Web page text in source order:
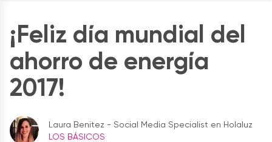
¡Feliz día mundial del
ahorro de energía
2017!
Laura Benitez - Social Media Specialist en Holaluz
LOS BÁSICOS